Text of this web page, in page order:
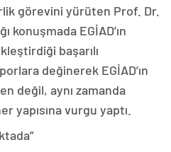
görevini yürüten Prof. Dr.
konuşmada EGİAD’ın
başarılı
değinerek EGİAD’ın
değil, aynı zamanda
yapısına vurgu yaptı.